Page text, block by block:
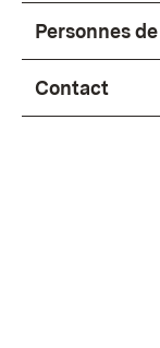
Personnes
Contact